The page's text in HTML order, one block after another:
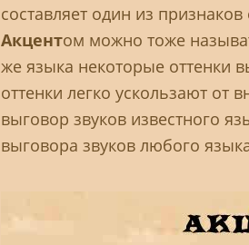
составляет один из
Акцентом можно тоже
же языка некоторые оттенки
оттенки легко ускользают
выговор звуков известного
выговора звуков любого